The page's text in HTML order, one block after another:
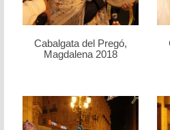
Cabalgata del Pregó,
Magdalena 2018